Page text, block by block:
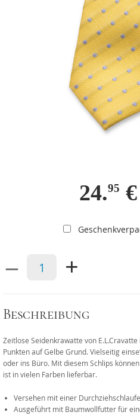
24.95 €
– +
Beschreibung
Zeitlose Seidenkrawatte von
Punkten auf Gelbe Grund. Vielseitig
oder ins Büro. Mit diesem Schlips
ist in vielen Farben lieferbar.
Versehen mit einer
Ausgeführt mit Baumwollfutter für